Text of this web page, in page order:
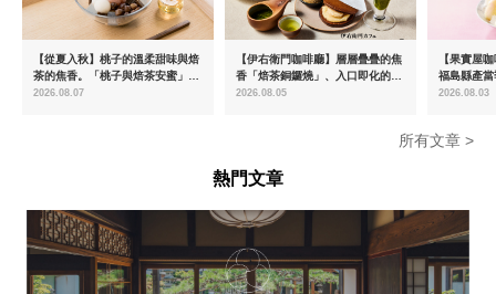
【從夏入秋】桃子的溫柔甜味與焙
茶的焦香。「桃子與焙茶安蜜」將
於8月中旬起限時販售
2026.08.07
【伊右衛門咖啡廳】層層疊疊的焦
香「焙茶銅鑼燒」、入口即化的
「宇治抹茶提拉米蘇」全新登場
2026.08.05
【果實屋
福島縣產
2026.08.03
所有文章 >
熱門文章